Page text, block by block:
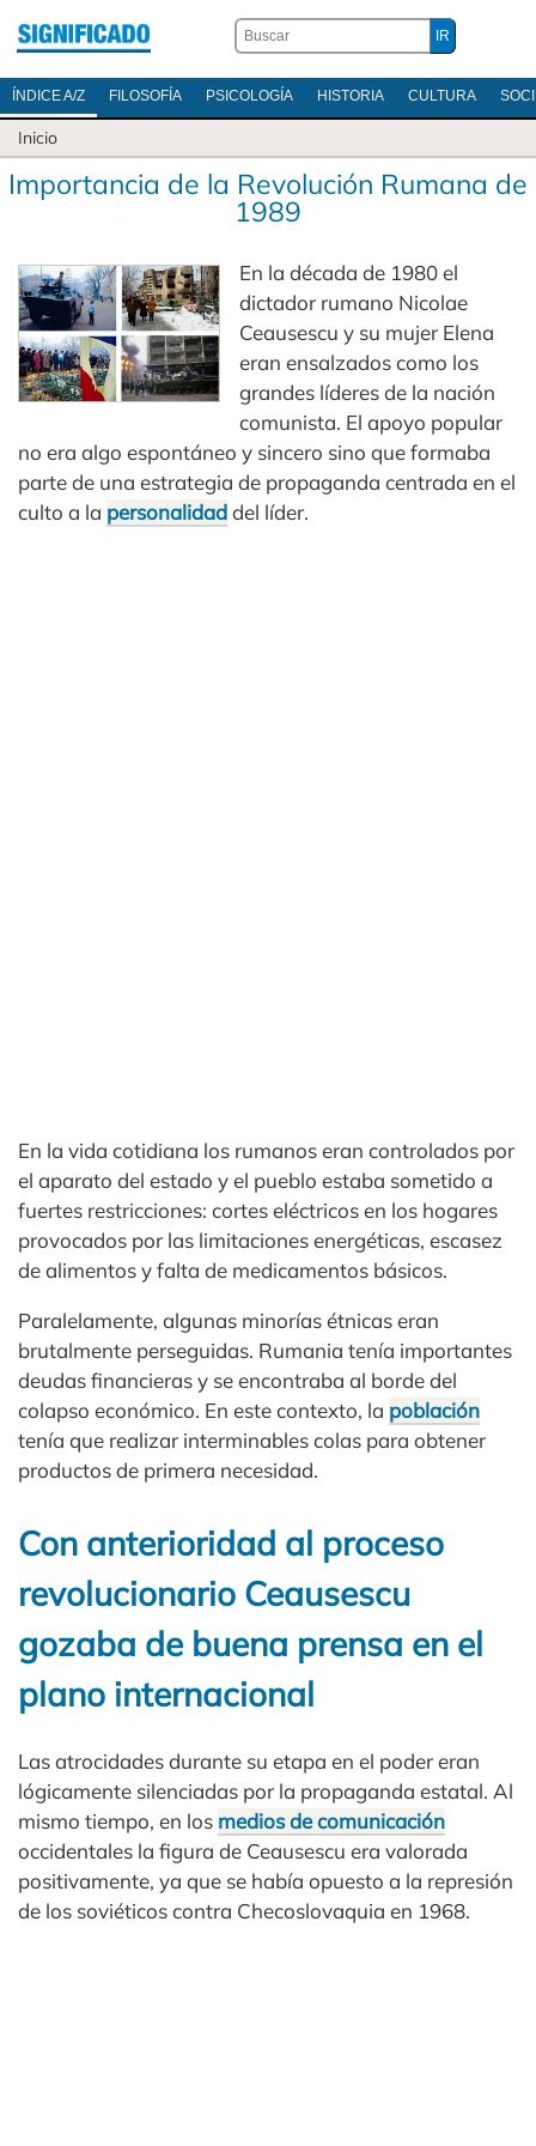
ÍNDICE A/Z FILOSOFÍA PSICOLOGÍA HISTORIA CULTURA
Inicio
Importancia de la Revolución Rumana de
1989
En la década de 1980 el
dictador rumano Nicolae
Ceausescu y su mujer Elena
eran ensalzados como los
grandes líderes de la nación
comunista. El apoyo popular
no era algo espontáneo y sincero sino que formaba
parte de una estrategia de propaganda centrada en el
culto a la personalidaddel líder.
En la vida cotidiana los rumanos eran controlados por
el aparato del estado y el pueblo estaba sometido a
fuertes restricciones: cortes eléctricos en los hogares
provocados por las limitaciones energéticas, escasez
de alimentos y falta de medicamentos básicos.
Paralelamente, algunas minorías étnicas eran
brutalmente perseguidas. Rumania tenía importantes
deudas financieras y se encontraba al borde del
colapso económico. En este contexto, la población
tenía que realizar interminables colas para obtener
productos de primera necesidad.
Con anterioridad al proceso
revolucionario Ceausescu
gozaba de buena prensa en el
plano internacional
Las atrocidades durante su etapa en el poder eran
lógicamente silenciadas por la propaganda estatal. Al
mismo tiempo, en los medios de comunicación
occidentales la figura de Ceausescu era valorada
positivamente, ya que se había opuesto a la represión
de los soviéticos contra Checoslovaquia en 1968.